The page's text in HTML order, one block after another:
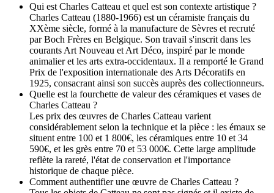
Qui est Charles Catteau et quel est son contexte artistique ?
Charles Catteau (1880-1966) est un céramiste français du
XXème siècle, formé à la manufacture de Sèvres et recruté
par Boch Frères en Belgique. Son travail s'inscrit dans les
courants Art Nouveau et Art Déco, inspiré par le monde
animalier et les arts extra-occidentaux. Il a remporté le Grand
Prix de l'exposition internationale des Arts Décoratifs en
1925, consacrant ainsi son succès auprès des collectionneurs.
Quelle est la fourchette de valeur des céramiques et vases de
Charles Catteau ?
Les prix des œuvres de Charles Catteau varient
considérablement selon la technique et la pièce : les émaux se
situent entre 100 et 1 800€, les céramiques entre 10 et 34
590€, et les grès entre 70 et 53 000€. Cette large amplitude
reflète la rareté, l'état de conservation et l'importance
historique de chaque pièce.
Comment authentifier une œuvre de Charles Catteau ?